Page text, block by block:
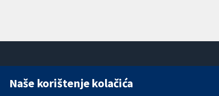
11-13 Cavendish
Naše korištenje kolačića